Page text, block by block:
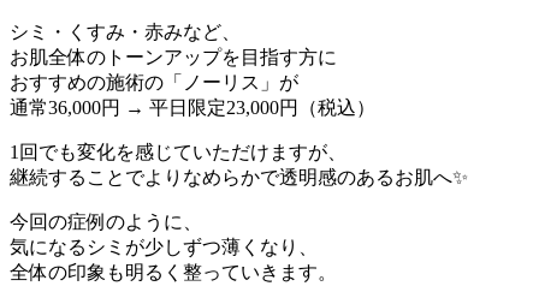
シミ・くすみ・赤みなど、
お肌全体のトーンアップを目指す方に
おすすめの施術の「ノーリス」が
通常36,000円 → 平日限定23,000円（税込）
1回でも変化を感じていただけますが、
継続することでよりなめらかで透明感のあるお肌へ✨
今回の症例のように、
気になるシミが少しずつ薄くなり、
全体の印象も明るく整っていきます。